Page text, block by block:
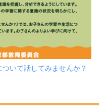
いて話してみませんか？